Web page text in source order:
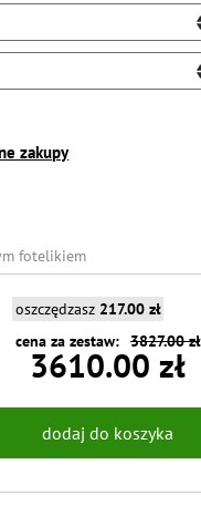
zakupy
fotelikiem
oszczędzasz 217.00 zł
3827.00 zł
cena za zestaw:
3610.00 zł